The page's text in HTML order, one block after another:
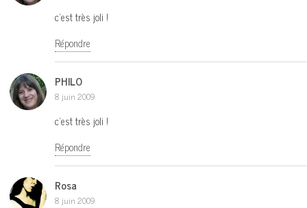
c’est très joli !
Répondre
PHILO
8 juin 2009
c’est très joli !
Répondre
Rosa
8 juin 2009